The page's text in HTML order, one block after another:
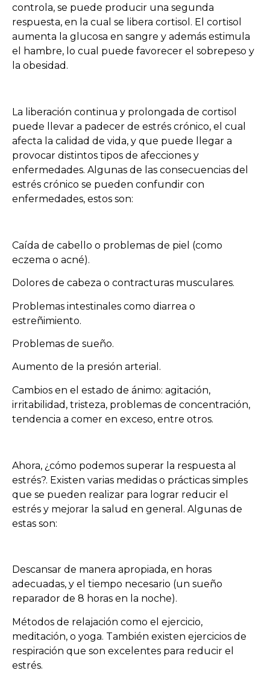
controla, se puede producir una segunda
respuesta, en la cual se libera cortisol. El cortisol
aumenta la glucosa en sangre y además estimula
el hambre, lo cual puede favorecer el sobrepeso y
la obesidad.
La liberación continua y prolongada de cortisol
puede llevar a padecer de estrés crónico, el cual
afecta la calidad de vida, y que puede llegar a
provocar distintos tipos de afecciones y
enfermedades. Algunas de las consecuencias del
estrés crónico se pueden confundir con
enfermedades, estos son:
Caída de cabello o problemas de piel (como
eczema o acné).
Dolores de cabeza o contracturas musculares.
Problemas intestinales como diarrea o
estreñimiento.
Problemas de sueño.
Aumento de la presión arterial.
Cambios en el estado de ánimo: agitación,
irritabilidad, tristeza, problemas de concentración,
tendencia a comer en exceso, entre otros.
Ahora, ¿cómo podemos superar la respuesta al
estrés?. Existen varias medidas o prácticas simples
que se pueden realizar para lograr reducir el
estrés y mejorar la salud en general. Algunas de
estas son:
Descansar de manera apropiada, en horas
adecuadas, y el tiempo necesario (un sueño
reparador de 8 horas en la noche).
Métodos de relajación como el ejercicio,
meditación, o yoga. También existen ejercicios de
respiración que son excelentes para reducir el
estrés.